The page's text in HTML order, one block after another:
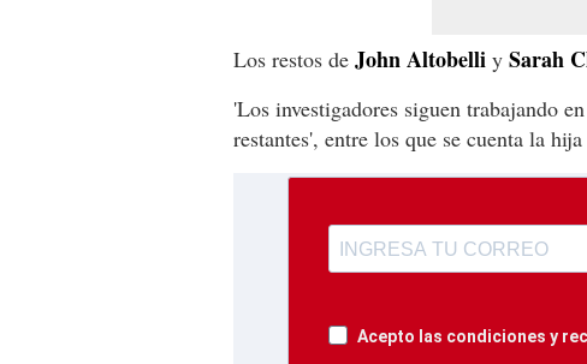
Los restos de John Altobelli y Sarah
'Los investigadores siguen trabajando
restantes', entre los que se cuenta la
Acepto las condiciones y